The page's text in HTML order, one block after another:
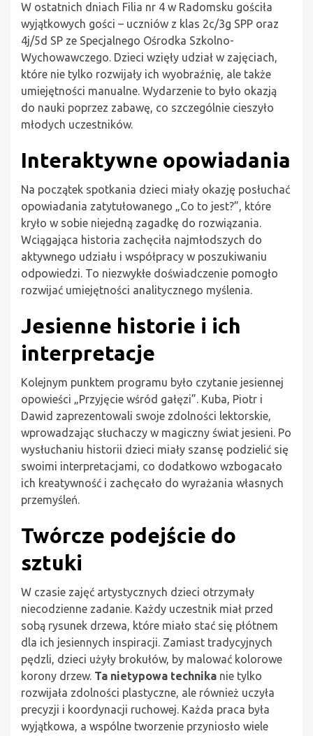
W ostatnich dniach Filia nr 4 w Radomsku gościła
wyjątkowych gości – uczniów z klas 2c/3g SPP oraz
4j/5d SP ze Specjalnego Ośrodka Szkolno-
Wychowawczego. Dzieci wzięły udział w zajęciach,
które nie tylko rozwijały ich wyobraźnię, ale także
umiejętności manualne. Wydarzenie to było okazją
do nauki poprzez zabawę, co szczególnie cieszyło
młodych uczestników.
Interaktywne opowiadania
Na początek spotkania dzieci miały okazję posłuchać
opowiadania zatytułowanego „Co to jest?”, które
kryło w sobie niejedną zagadkę do rozwiązania.
Wciągająca historia zachęciła najmłodszych do
aktywnego udziału i współpracy w poszukiwaniu
odpowiedzi. To niezwykłe doświadczenie pomogło
rozwijać umiejętności analitycznego myślenia.
Jesienne historie i ich
interpretacje
Kolejnym punktem programu było czytanie jesiennej
opowieści „Przyjęcie wśród gałęzi”. Kuba, Piotr i
Dawid zaprezentowali swoje zdolności lektorskie,
wprowadzając słuchaczy w magiczny świat jesieni. Po
wysłuchaniu historii dzieci miały szansę podzielić się
swoimi interpretacjami, co dodatkowo wzbogacało
ich kreatywność i zachęcało do wyrażania własnych
przemyśleń.
Twórcze podejście do
sztuki
W czasie zajęć artystycznych dzieci otrzymały
niecodzienne zadanie. Każdy uczestnik miał przed
sobą rysunek drzewa, które miało stać się płótnem
dla ich jesiennych inspiracji. Zamiast tradycyjnych
pędzli, dzieci użyły brokułów, by malować kolorowe
korony drzew. Ta nietypowa technika nie tylko
rozwijała zdolności plastyczne, ale również uczyła
precyzji i koordynacji ruchowej. Każda praca była
wyjątkowa, a wspólne tworzenie przyniosło wiele